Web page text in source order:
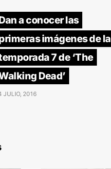
a conocer las
imágenes de la
7 de ‘The
Dead’
JULIO, 2016